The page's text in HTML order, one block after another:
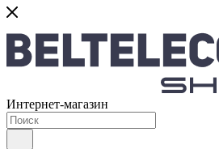
Интернет-магазин